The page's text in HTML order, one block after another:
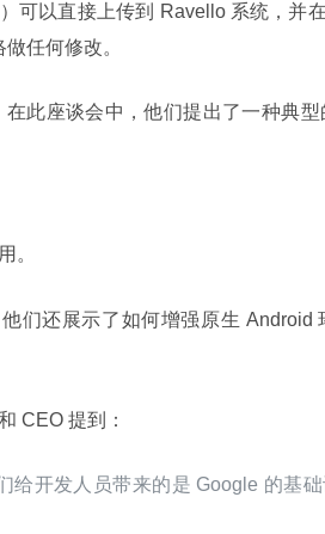
可以直接上传到 Ravello 系统，并
任何修改。
在此座谈会中，他们提出了一种典
。
们还展示了如何增强原生 Android
CEO 提到：
给开发人员带来的是 Google 的基